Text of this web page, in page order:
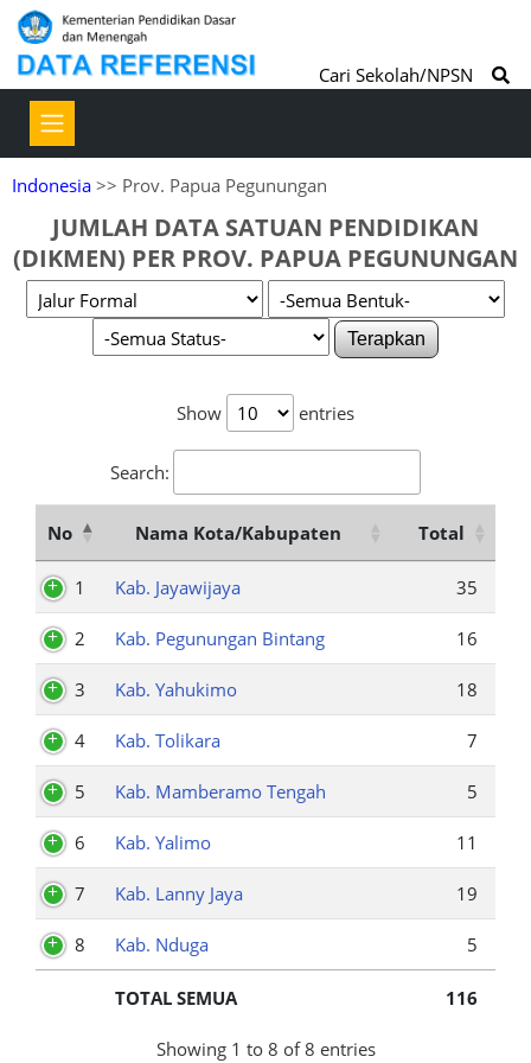
Cari Sekolah/NPSN
Indonesia >> Prov. Papua Pegunungan
JUMLAH DATA SATUAN PENDIDIKAN
(DIKMEN) PER PROV. PAPUA PEGUNUNGAN
Terapkan
Show entries
Search:
No Nama Kota/Kabupaten Total
1 Kab. Jayawijaya 35
2 Kab. Pegunungan Bintang 16
3 Kab. Yahukimo 18
4 Kab. Tolikara 7
5 Kab. Mamberamo Tengah 5
6 Kab. Yalimo 11
7 Kab. Lanny Jaya 19
8 Kab. Nduga 5
TOTAL SEMUA 116
Showing 1 to 8 of 8 entries